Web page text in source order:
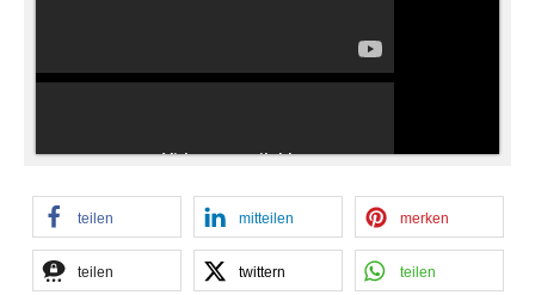
teilen mitteilen merken
teilen twittern teilen